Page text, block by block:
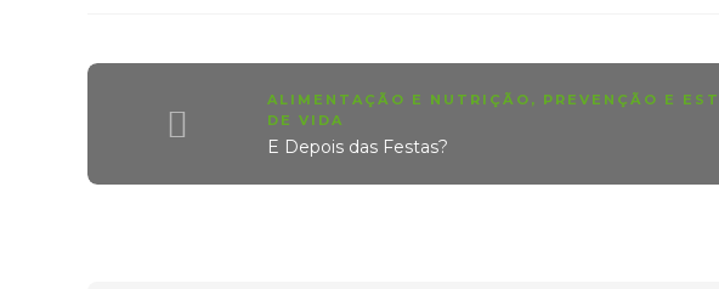
ALIMENTAÇÃO E NUTRIÇÃO , PREVENÇÃO E
DE VIDA
E Depois das Festas?